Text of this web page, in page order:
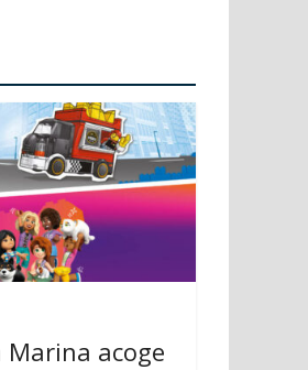
Marina acoge